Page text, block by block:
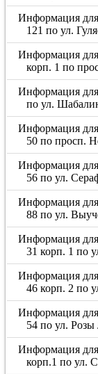
Информация
121 по ул.
Информация
корп. 1 по
Информация
по ул.
Информация
50 по просп.
Информация
56 по ул.
Информация
88 по ул.
Информация
31 корп. 1 по
Информация
46 корп. 2 по
Информация
54 по ул.
Информация
корп.1 по ул.